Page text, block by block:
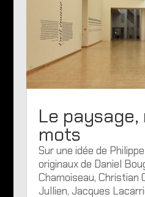
Le
mots
Sur une idée de
originaux de Daniel
Chamoiseau, Christian
Jullien, Jacques